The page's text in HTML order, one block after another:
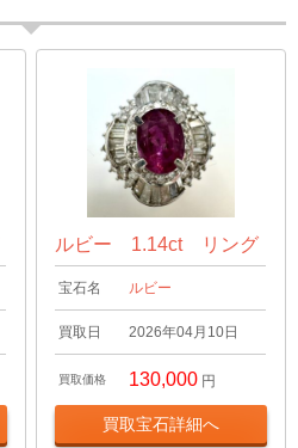
ルビー 1.14ct リング
宝石名 ルビー
買取日 2026年04月10日
買取価格 130,000 円
買取宝石詳細へ